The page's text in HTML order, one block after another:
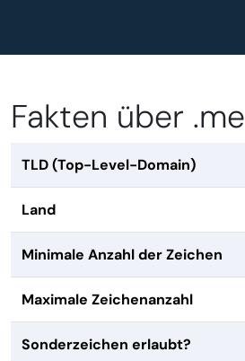
Fakten über
TLD (Top-Level-Domain)
Land
Minimale Anzahl der Zeichen
Maximale Zeichenanzahl
Sonderzeichen erlaubt?